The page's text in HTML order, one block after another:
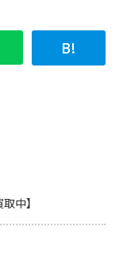
中】